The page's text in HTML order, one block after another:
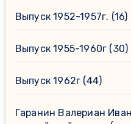
Выпуск 1952-1957г. (16)
Выпуск 1955-1960г (30)
Выпуск 1962г (44)
Гаранин Валериан